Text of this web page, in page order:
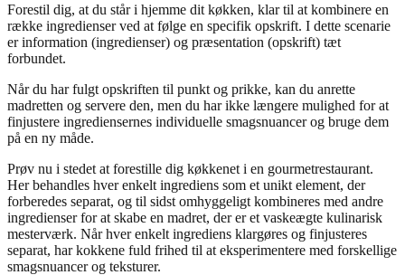
Forestil dig, at du står i hjemme dit køkken, klar til at kombinere en
række ingredienser ved at følge en specifik opskrift. I dette scenarie
er information (ingredienser) og præsentation (opskrift) tæt
forbundet.
Når du har fulgt opskriften til punkt og prikke, kan du anrette
madretten og servere den, men du har ikke længere mulighed for at
finjustere ingrediensernes individuelle smagsnuancer og bruge dem
på en ny måde.
Prøv nu i stedet at forestille dig køkkenet i en gourmetrestaurant.
Her behandles hver enkelt ingrediens som et unikt element, der
forberedes separat, og til sidst omhyggeligt kombineres med andre
ingredienser for at skabe en madret, der er et vaskeægte kulinarisk
mesterværk. Når hver enkelt ingrediens klargøres og finjusteres
separat, har kokkene fuld frihed til at eksperimentere med forskellige
smagsnuancer og teksturer.